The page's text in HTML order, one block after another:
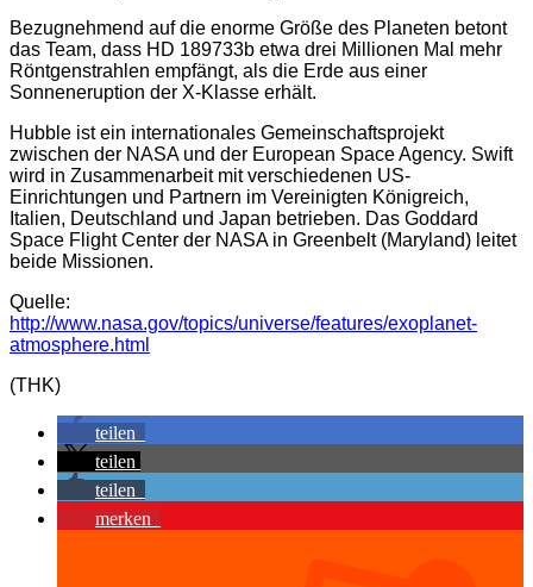
Bezugnehmend auf die enorme Größe des Planeten betont
das Team, dass HD 189733b etwa drei Millionen Mal mehr
Röntgenstrahlen empfängt, als die Erde aus einer
Sonneneruption der X-Klasse erhält.
Hubble ist ein internationales Gemeinschaftsprojekt
zwischen der NASA und der European Space Agency. Swift
wird in Zusammenarbeit mit verschiedenen US-
Einrichtungen und Partnern im Vereinigten Königreich,
Italien, Deutschland und Japan betrieben. Das Goddard
Space Flight Center der NASA in Greenbelt (Maryland) leitet
beide Missionen.
Quelle:
http://www.nasa.gov/topics/universe/features/exoplanet-
atmosphere.html
(THK)
teilen
teilen
teilen
merken